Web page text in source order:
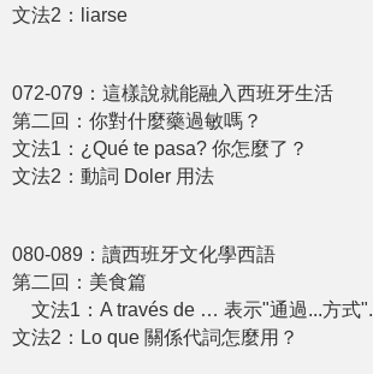
文法2：liarse
072-079：這樣說就能融入⻄班牙⽣活
第二回：你對什麼藥過敏嗎？
文法1：¿Qué te pasa? 你怎麼了？
文法2：動詞 Doler 用法
080-089：讀⻄班牙文化學⻄語
第二回：美食篇
文法1：A través de … 表示"通過...方式".
文法2：Lo que 關係代詞怎麼用？